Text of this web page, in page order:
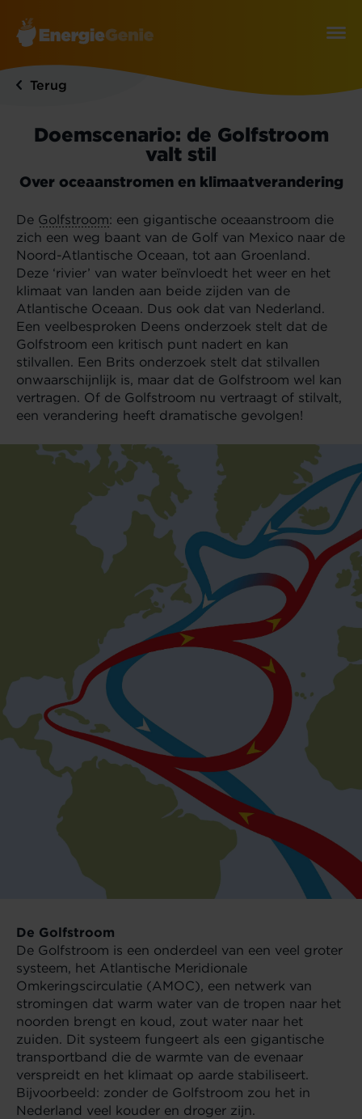
Terug
Doemscenario: de Golfstroom
valt stil
Over oceaanstromen en klimaatverandering
De Golfstroom: een gigantische oceaanstroom die
zich een weg baant van de Golf van Mexico naar de
Noord-Atlantische Oceaan, tot aan Groenland.
Deze ‘rivier’ van water beïnvloedt het weer en het
klimaat van landen aan beide zijden van de
Atlantische Oceaan. Dus ook dat van Nederland.
Een veelbesproken Deens onderzoek stelt dat de
Golfstroom een kritisch punt nadert en kan
stilvallen. Een Brits onderzoek stelt dat stilvallen
onwaarschijnlijk is, maar dat de Golfstroom wel kan
vertragen. Of de Golfstroom nu vertraagt of stilvalt,
een verandering heeft dramatische gevolgen!
De Golfstroom
De Golfstroom is een onderdeel van een veel groter
systeem, het Atlantische Meridionale
Omkeringscirculatie (AMOC), een netwerk van
stromingen dat warm water van de tropen naar het
noorden brengt en koud, zout water naar het
zuiden. Dit systeem fungeert als een gigantische
transportband die de warmte van de evenaar
verspreidt en het klimaat op aarde stabiliseert.
Bijvoorbeeld: zonder de Golfstroom zou het in
Nederland veel kouder en droger zijn.